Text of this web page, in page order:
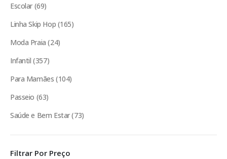
Escolar 69
Linha Skip Hop 165
Moda Praia 24
Infantil 357
Para Mamães 104
Passeio 63
Saúde e Bem Estar 73
Filtrar Por Preço